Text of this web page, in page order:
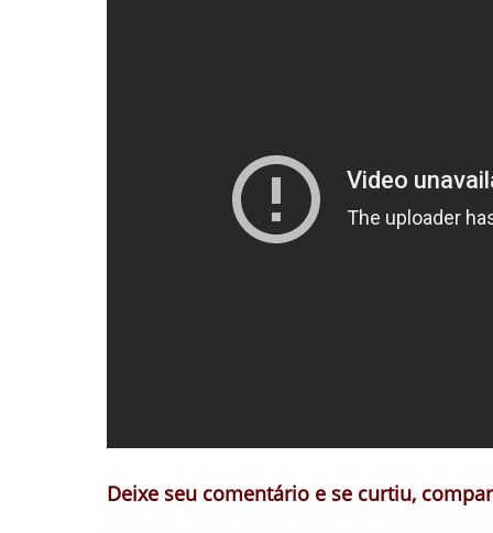
Deixe seu comentário e se curtiu,